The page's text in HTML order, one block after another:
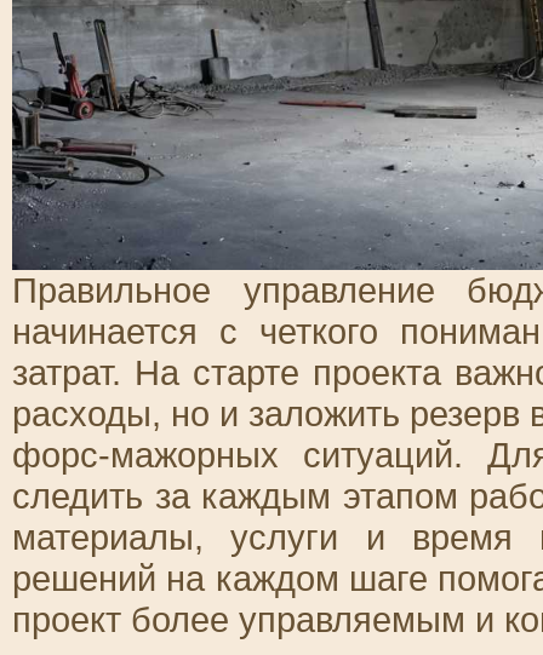
Правильное управление
начинается с четкого
затрат. На старте проекта
расходы, но и заложить резерв
форс-мажорных ситуаций.
следить за каждым этапом
материалы, услуги и время
решений на каждом шаге
проект более управляемым и